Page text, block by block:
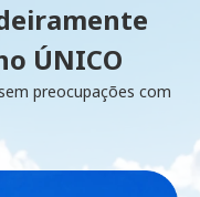
ÚNICO
preocupações com